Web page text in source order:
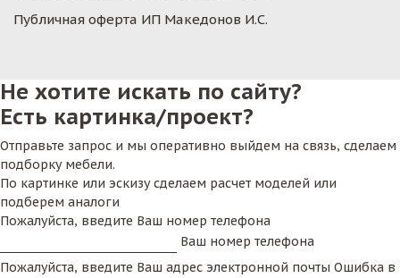
Публичная оферта ИП Македонов И.С.
Не хотите искать по сайту?
Есть картинка/проект?
Отправьте запрос и мы оперативно выйдем на связь, сделаем
подборку мебели.
По картинке или эскизу сделаем расчет моделей или
подберем аналоги
Пожалуйста, введите Ваш номер телефона
Ваш номер телефона
Пожалуйста, введите Ваш адрес электронной почты Ошибка в